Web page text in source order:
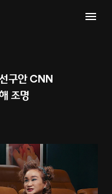
구안 CNN
조명